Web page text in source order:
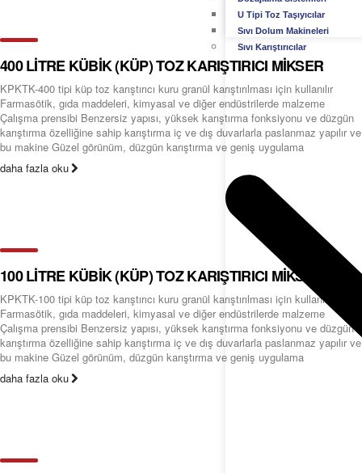
U Tipi Toz Taşıyıcılar
Sıvı Dolum Makineleri
Sıvı Karıştırıcılar
400 LİTRE KÜBİK (KÜP) TOZ KARIŞTIRICI MİKSER
KPKTK-400 tipi küp toz karıştırıcı kuru granül karıştırılması için kullanılır
Farmasötik, gıda maddeleri, kimyasal ve diğer endüstrilerde malzeme
Çalışma prensibi Benzersiz yapısı, yüksek karıştırma fonksiyonu ve düzgün
karıştırma özelliğine sahip karıştırma iç ve dış duvarlarla paslanmaz yapılır ve
bu makine Güzel görünüm, düzgün karıştırma ve geniş uygulama
daha fazla oku
100 LİTRE KÜBİK (KÜP) TOZ KARIŞTIRICI MİKSER
KPKTK-100 tipi küp toz karıştırıcı kuru granül karıştırılması için kullanılır
Farmasötik, gıda maddeleri, kimyasal ve diğer endüstrilerde malzeme
Çalışma prensibi Benzersiz yapısı, yüksek karıştırma fonksiyonu ve düzgün
karıştırma özelliğine sahip karıştırma iç ve dış duvarlarla paslanmaz yapılır ve
bu makine Güzel görünüm, düzgün karıştırma ve geniş uygulama
daha fazla oku